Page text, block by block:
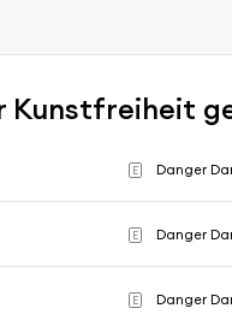
Kunstfreiheit
E Danger
E Danger
E Danger